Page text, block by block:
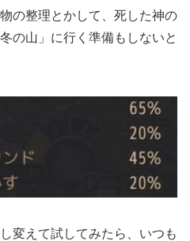
の整理とかして、死した神の
の山」に行く準備もしないと
変えて試してみたら、いつも